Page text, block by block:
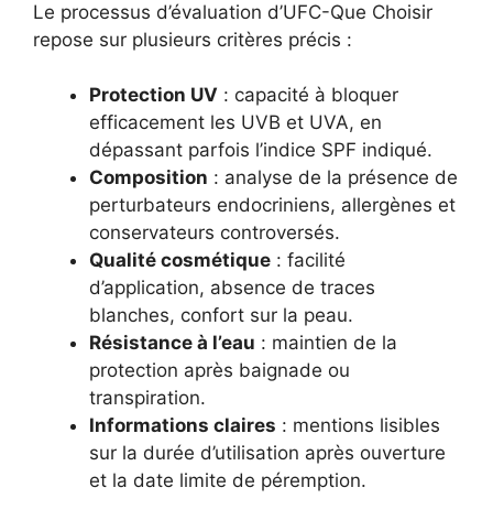
Le processus d’évaluation d’UFC-Que Choisir
repose sur plusieurs critères précis :
Protection UV : capacité à bloquer
efficacement les UVB et UVA, en
dépassant parfois l’indice SPF indiqué.
Composition : analyse de la présence de
perturbateurs endocriniens, allergènes et
conservateurs controversés.
Qualité cosmétique : facilité
d’application, absence de traces
blanches, confort sur la peau.
Résistance à l’eau : maintien de la
protection après baignade ou
transpiration.
Informations claires : mentions lisibles
sur la durée d’utilisation après ouverture
et la date limite de péremption.